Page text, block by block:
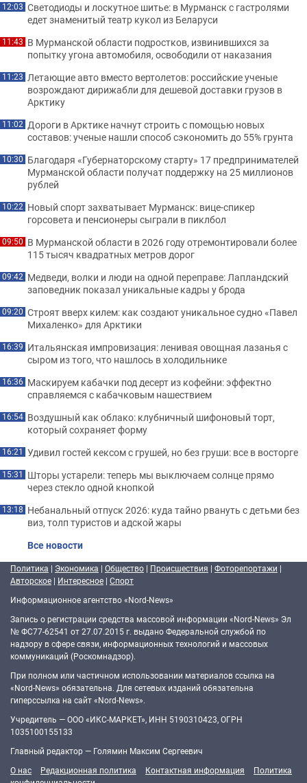
12:03 Светодиоды и лоскутное шитье: в Мурманск с гастролями
едет знаменитый театр кукол из Беларуси
11:43 В Мурманской области подростков, извинившихся за
попытку угона автомобиля, освободили от наказания
11:23 Летающие авто вместо вертолетов: российские ученые
возрождают дирижабли для дешевой доставки грузов в
Арктику
11:02 Дороги в Арктике начнут строить с помощью новых
составов: ученые нашли способ сэкономить до 55% грунта
10:30 Благодаря «Губернаторскому старту» 17 предпринимателей
Мурманской области получат поддержку на 25 миллионов
рублей
10:22 Новый спорт захватывает Мурманск: вице-спикер
горсовета и пенсионеры сыграли в пиклбол
09:50 В Мурманской области в 2026 году отремонтировали более
115 тысяч квадратных метров дорог
09:42 Медведи, волки и люди на одной переправе: Лапландский
заповедник показал уникальные кадры у брода
09:20 Строят вверх килем: как создают уникальное судно «Павел
Михаленко» для Арктики
16:39 Итальянская импровизация: ленивая овощная лазанья с
сыром из того, что нашлось в холодильнике
16:36 Маскируем кабачки под десерт из кофейни: эффектно
справляемся с кабачковым нашествием
16:54 Воздушный как облако: клубничный шифоновый торт,
который сохраняет форму
16:21 Удивил гостей кексом с грушей, но без груши: все в восторге
15:31 Шторы устарели: теперь мы выключаем солнце прямо
через стекло одной кнопкой
13:18 Небанальный отпуск 2026: куда тайно рвануть с детьми без
виз, толп туристов и адской жары
Все новости
Политика | Экономика | Общество | Происшествия | Фоторепортажи |
Авторское | Интересное | Спорт
Информационное агентство «Nord-News»
Запись о регистрации средства массовой информации «Nord-News» Эл
№ ФС77-62541 от 27.07.2015 г. выдано Федеральной службой по
надзору в сфере связи, информационных технологий и массовых
коммуникаций (Роскомнадзор).
При полном или частичном использовании материалов ссылка на
«Nord-News» обязательна. Для сетевых изданий обязательна
гиперссылка на сайт «Nord-News».
Учредитель — ООО «ИКС-МАРКЕТ», ИНН 5190310423, ОГРН
1035100155133
Главный редактор — Голямин Максим Сергеевич
О нас
Редакционная политика Контактная информация
Политика